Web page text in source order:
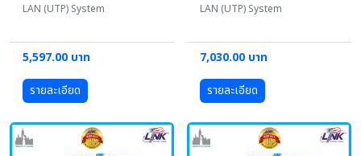
LAN (UTP) System
5,597.00 บาท
รายละเอียด
LAN (UTP) System
7,030.00 บาท
รายละเอียด